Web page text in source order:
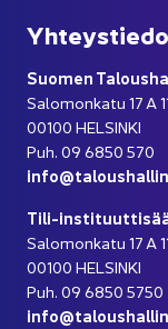
Suo­men
Sa­lo­mon­ka­tu 17 A
00100 HEL­SIN­KI
Puh. 09 6850 570
Tili-​
Sa­lo­mon­ka­tu 17 A
00100 HEL­SIN­KI
Puh. 09 6850 5750